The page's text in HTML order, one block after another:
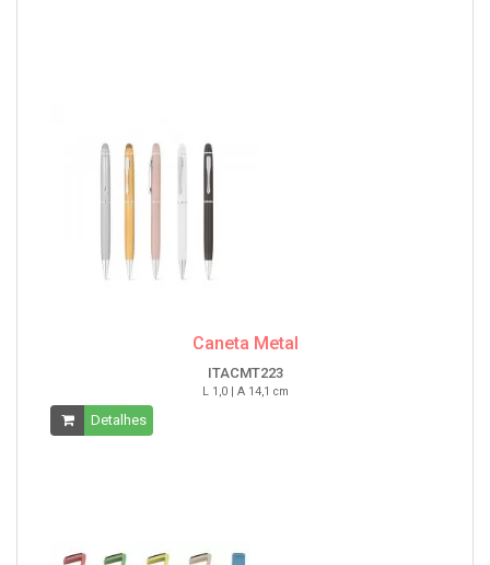
Caneta Metal
ITACMT223
L 1,0 | A 14,1 cm
Detalhes